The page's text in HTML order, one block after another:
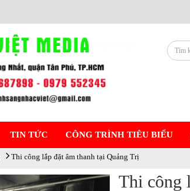
TIN TỨC CÔNG TRÌNH TIÊU BIỂU
Thi công lắp đặt âm thanh tại Quảng Trị
Thi công